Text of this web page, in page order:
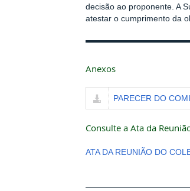
decisão ao proponente. A
atestar o cumprimento da
Anexos
PARECER DO
Consulte a Ata da
ATA DA REUNIÃO DO